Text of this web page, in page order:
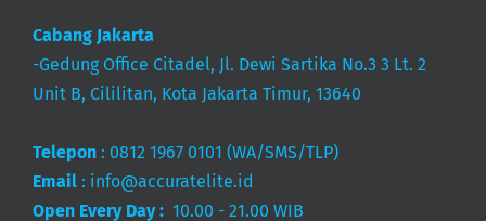
Cabang Jakarta
-Gedung Office Citadel, Jl. Dewi Sartika No.3 3 Lt. 2
Unit B, Cililitan, Kota Jakarta Timur, 13640
Telepon : 0812 1967 0101 (WA/SMS/TLP)
Email : info@accuratelite.id
Open Every Day : 10.00 - 21.00 WIB